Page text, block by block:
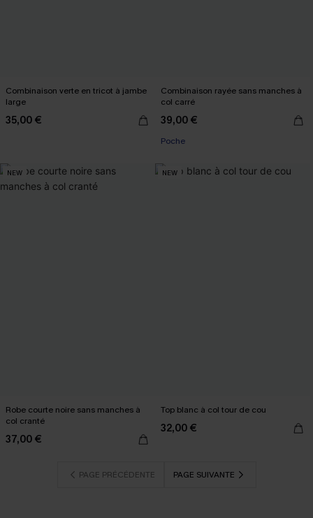
Combinaison verte en tricot à jambe
large
35,00 €
Combinaison rayée sans manches à
col carré
39,00 €
Poche
NEW
Robe courte noire sans manches à
col cranté
37,00 €
NEW
Top blanc à col tour de cou
32,00 €
PAGE PRÉCÉDENTE PAGE SUIVANTE